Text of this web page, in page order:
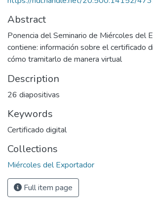
Abstract
Ponencia del Seminario de Miércoles del
contiene: información sobre el certificado
cómo tramitarlo de manera virtual
Description
26 diapositivas
Keywords
Certificado digital
Collections
Miércoles del Exportador
Full item page